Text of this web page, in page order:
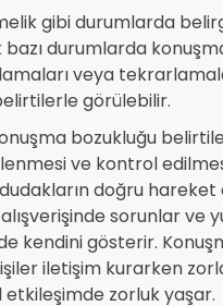
gibi durumlarda
durumlarda
veya
görülebilir.
bozukluğu
ve kontrol
doğru
sorunlar ve
kendini gösterir.
iletişim kurarken
etkileşimde zorluk yaşar.